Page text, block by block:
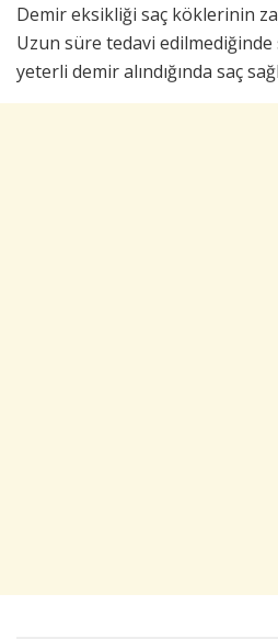
Demir eksikliği saç köklerinin
Uzun süre tedavi
yeterli demir alındığında saç